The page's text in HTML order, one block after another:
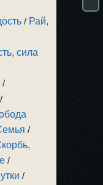
/ Рай,
сила
/
/
/
/
/